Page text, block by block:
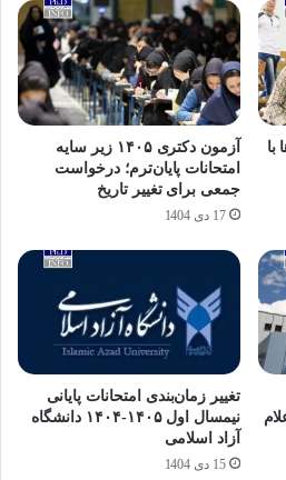
با
آزمون دکتری ۱۴۰۵ زیر سایه
امتحانات پایان‌ترم؛ درخواست
جمعی برای تغییر تاریخ
17 دی 1404
تغییر زمان‌بندی امتحانات پایانی
نیمسال اول ۱۴۰۵-۱۴۰۴ دانشگاه
آزاد اسلامی
15 دی 1404